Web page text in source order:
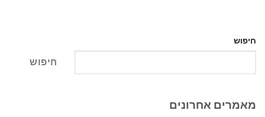
חיפוש
חיפוש
מאמרים אחרונים